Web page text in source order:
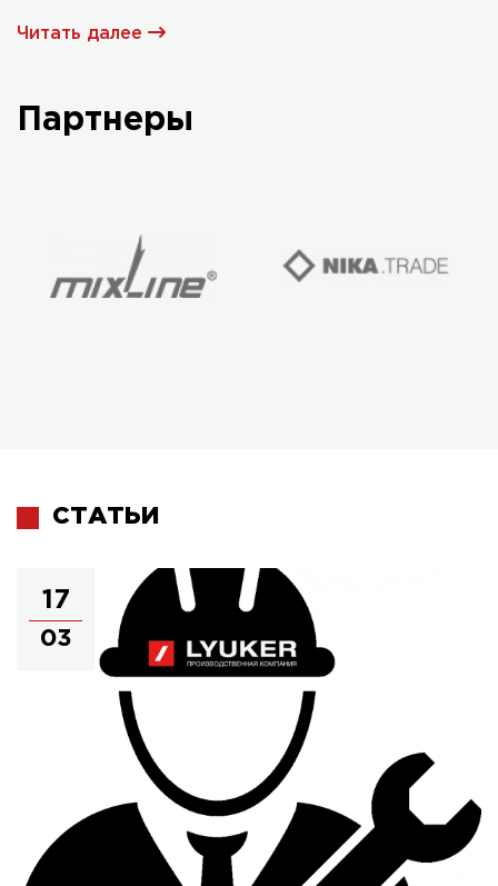
Читать далее
Партнеры
СТАТЬИ
17
03